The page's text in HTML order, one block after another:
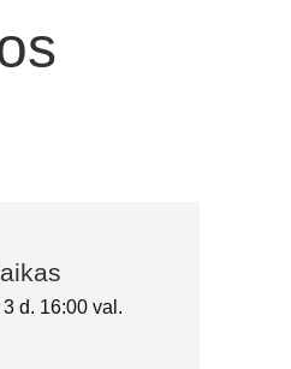
d. 16:00 val.